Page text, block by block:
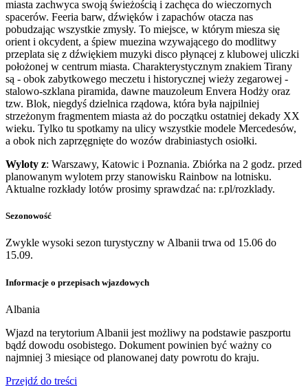
miasta zachwyca swoją świeżością i zachęca do wieczornych
spacerów. Feeria barw, dźwięków i zapachów otacza nas
pobudzając wszystkie zmysły. To miejsce, w którym miesza się
orient i okcydent, a śpiew muezina wzywającego do modlitwy
przeplata się z dźwiękiem muzyki disco płynącej z klubowej uliczki
położonej w centrum miasta. Charakterystycznym znakiem Tirany
są - obok zabytkowego meczetu i historycznej wieży zegarowej -
stalowo-szklana piramida, dawne mauzoleum Envera Hodży oraz
tzw. Blok, niegdyś dzielnica rządowa, która była najpilniej
strzeżonym fragmentem miasta aż do początku ostatniej dekady XX
wieku. Tylko tu spotkamy na ulicy wszystkie modele Mercedesów,
a obok nich zaprzęgnięte do wozów drabiniastych osiołki.
Wyloty z: Warszawy, Katowic i Poznania. Zbiórka na 2 godz. przed
planowanym wylotem przy stanowisku Rainbow na lotnisku.
Aktualne rozkłady lotów prosimy sprawdzać na: r.pl/rozklady.
Sezonowość
Zwykle wysoki sezon turystyczny w Albanii trwa od 15.06 do
15.09.
Informacje o przepisach wjazdowych
Albania
Wjazd na terytorium Albanii jest możliwy na podstawie paszportu
bądź dowodu osobistego. Dokument powinien być ważny co
najmniej 3 miesiące od planowanej daty powrotu do kraju.
Przejdź do treści